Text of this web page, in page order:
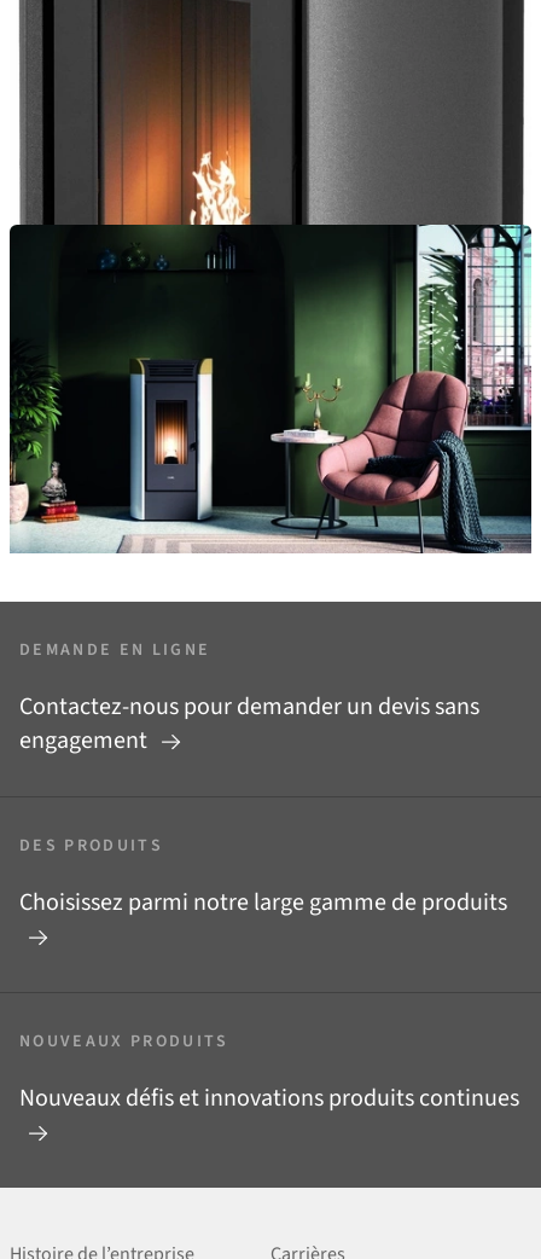
DEMANDE EN LIGNE
Contactez-nous pour demander un devis sans
engagement
DES PRODUITS
Choisissez parmi notre large gamme de produits
NOUVEAUX PRODUITS
Nouveaux défis et innovations produits continues